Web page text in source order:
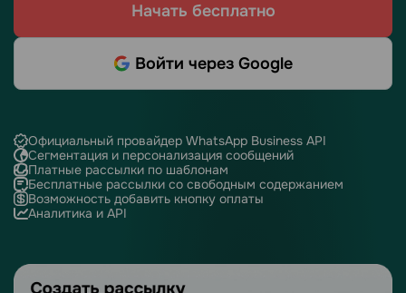
Начать бесплатно
Войти через Google
Официальный провайдер WhatsApp Business API
Сегментация и персонализация сообщений
Платные рассылки по шаблонам
Бесплатные рассылки со свободным содержанием
Возможность добавить кнопку оплаты
Аналитика и API